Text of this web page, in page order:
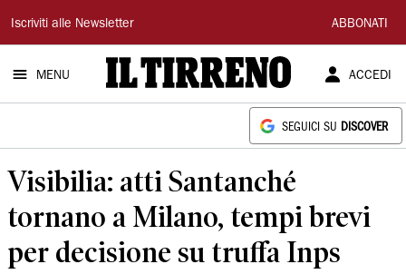
Il
Tirreno
Iscriviti alle Newsletter ABBONATI
MENU ACCEDI
SEGUICI SU DISCOVER
Visibilia: atti Santanché
tornano a Milano, tempi brevi
per decisione su truffa Inps